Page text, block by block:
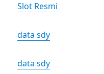
Slot Resmi
data sdy
data sdy